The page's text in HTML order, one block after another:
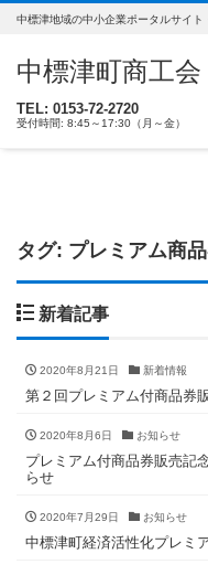
中標津地域の中小企業ポータルサイ
中標津町商工会
TEL: 0153-72-2720
受付時間: 8:45～17:30（月～金）
タグ: プレミアム商
新着記事
2020年8月21日 新着情報
第２回プレミアム付商品券
2020年8月6日 お知らせ
プレミアム付商品券販売記
らせ
2020年7月29日 お知らせ
中標津町経済活性化プレミ